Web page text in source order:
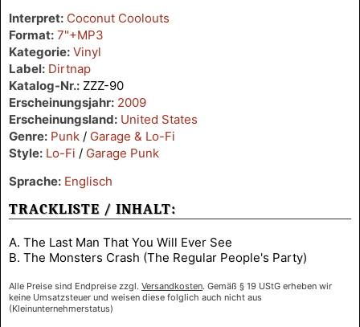
Interpret: Coconut Coolouts
Format: 7"+MP3
Kategorie: Vinyl
Label: Dirtnap
Katalog-Nr.: ZZZ-90
Erscheinungsjahr: 2009
Erscheinungsland: United States
Genre: Punk / Garage & Lo-Fi
Style: Lo-Fi / Garage Punk
Sprache: Englisch
TRACKLISTE / INHALT:
A. The Last Man That You Will Ever See
B. The Monsters Crash (The Regular People's Party)
Alle Preise sind Endpreise zzgl. Versandkosten. Gemäß § 19 UStG erheben wir
keine Umsatzsteuer und weisen diese folglich auch nicht aus
(Kleinunternehmerstatus)